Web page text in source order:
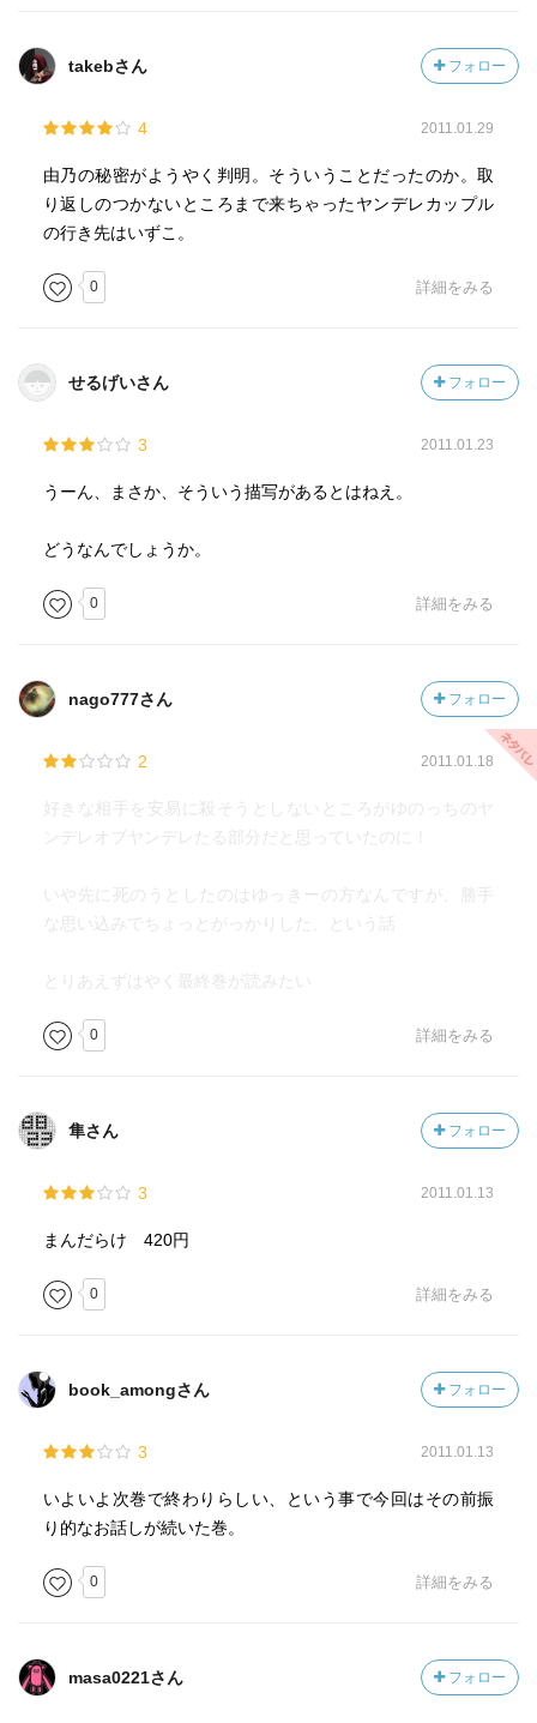
takebさん フォロー
4 2011.01.29
由乃の秘密がようやく判明。そういうことだったのか。取
り返しのつかないところまで来ちゃったヤンデレカップル
の行き先はいずこ。
0 詳細をみる
せるげいさん フォロー
3 2011.01.23
うーん、まさか、そういう描写があるとはねえ。
どうなんでしょうか。
0 詳細をみる
nago777さん フォロー
2 2011.01.18
好きな相手を安易に殺そうとしないところがゆのっちのヤ
ンデレオブヤンデレたる部分だと思っていたのに！
いや先に死のうとしたのはゆっきーの方なんですが、勝手
な思い込みでちょっとがっかりした、という話
とりあえずはやく最終巻が読みたい
0 詳細をみる
隼さん フォロー
3 2011.01.13
まんだらけ 420円
0 詳細をみる
book_amongさん フォロー
3 2011.01.13
いよいよ次巻で終わりらしい、という事で今回はその前振
り的なお話しが続いた巻。
0 詳細をみる
masa0221さん フォロー